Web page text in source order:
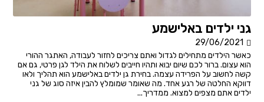
גני ילדים באלישמע
29/06/2021
כאשר הילדים מתחילים לגדול ואתם צריכים לחזור לעבודה, האתגר ההורי
הוא עצום. ברור לכם שיום יבוא ותהיו חייבים לשלוח את הילד לגן פרטי, גם אם
קשה לחשוב על הפרידה עצמה. בחירת גן ילדים באלישמע הוא תהליך ולאו
דווקא החלטה של רגע אחד. מה שאומר שמומלץ להבין איזה סוג של גני
ילדים אתם מצפים למצוא. ממדריך...